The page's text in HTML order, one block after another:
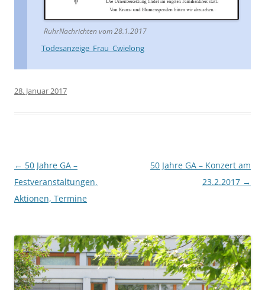
RuhrNachrichten vom 28.1.2017
Todesanzeige_Frau_Cwielong
28. Januar 2017
Beitragsnavigation
← 50 Jahre GA –
Festveranstaltungen,
Aktionen, Termine
50 Jahre GA – Konzert am
23.2.2017 →